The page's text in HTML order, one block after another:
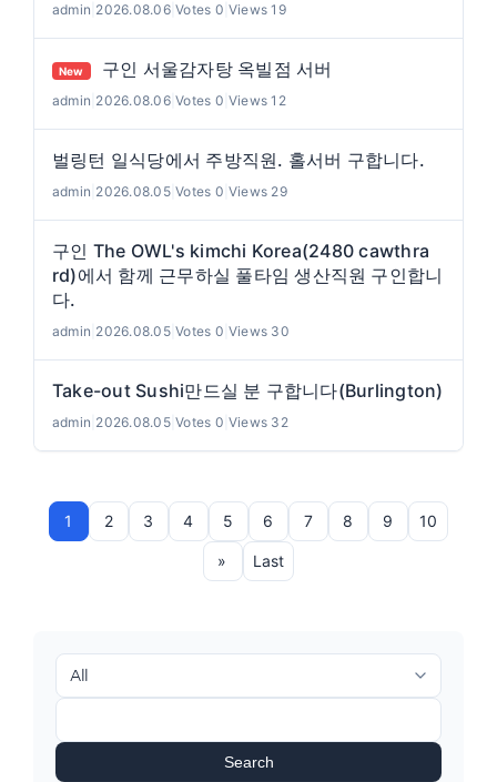
admin 2026.08.06|Votes 0 |Views 19
New 구인 서울감자탕 옥빌점 서버
admin 2026.08.06|Votes 0 |Views 12
벌링턴 일식당에서 주방직원. 홀서버 구합니다.
admin 2026.08.05|Votes 0 |Views 29
구인 The OWL's kimchi Korea(2480 cawthra
rd)에서 함께 근무하실 풀타임 생산직원 구인합니
다.
admin 2026.08.05|Votes 0 |Views 30
Take-out Sushi만드실 분 구합니다(Burlington)
admin 2026.08.05|Votes 0 |Views 32
1 2 3 4 5 6 7 8 9 10
» Last
Search